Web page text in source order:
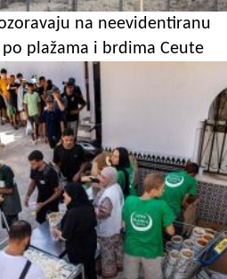
na neevidentiranu
plažama i brdima Ceute